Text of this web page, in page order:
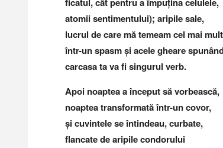
ficatul, cât pentru a împuțina celulele,
atomii sentimentului); aripile sale,
lucrul de care mă temeam cel mai
într-un spasm și acele gheare
carcasa ta va fi singurul verb.
Apoi noaptea a început să vorbească,
noaptea transformată într-un covor,
și cuvintele se întindeau, curbate,
flancate de aripile condorului